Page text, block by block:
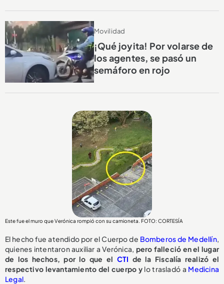
Movilidad
¡Qué joyita! Por volarse de
los agentes, se pasó un
semáforo en rojo
Este fue el muro que Verónica rompió con su camioneta. FOTO: CORTESÍA
El hecho fue atendido por el Cuerpo de Bomberos de Medellín,
quienes intentaron auxiliar a Verónica, pero falleció en el lugar
de los hechos, por lo que el CTI de la Fiscalía realizó el
respectivo levantamiento del cuerpo y lo trasladó a Medicina
Legal.